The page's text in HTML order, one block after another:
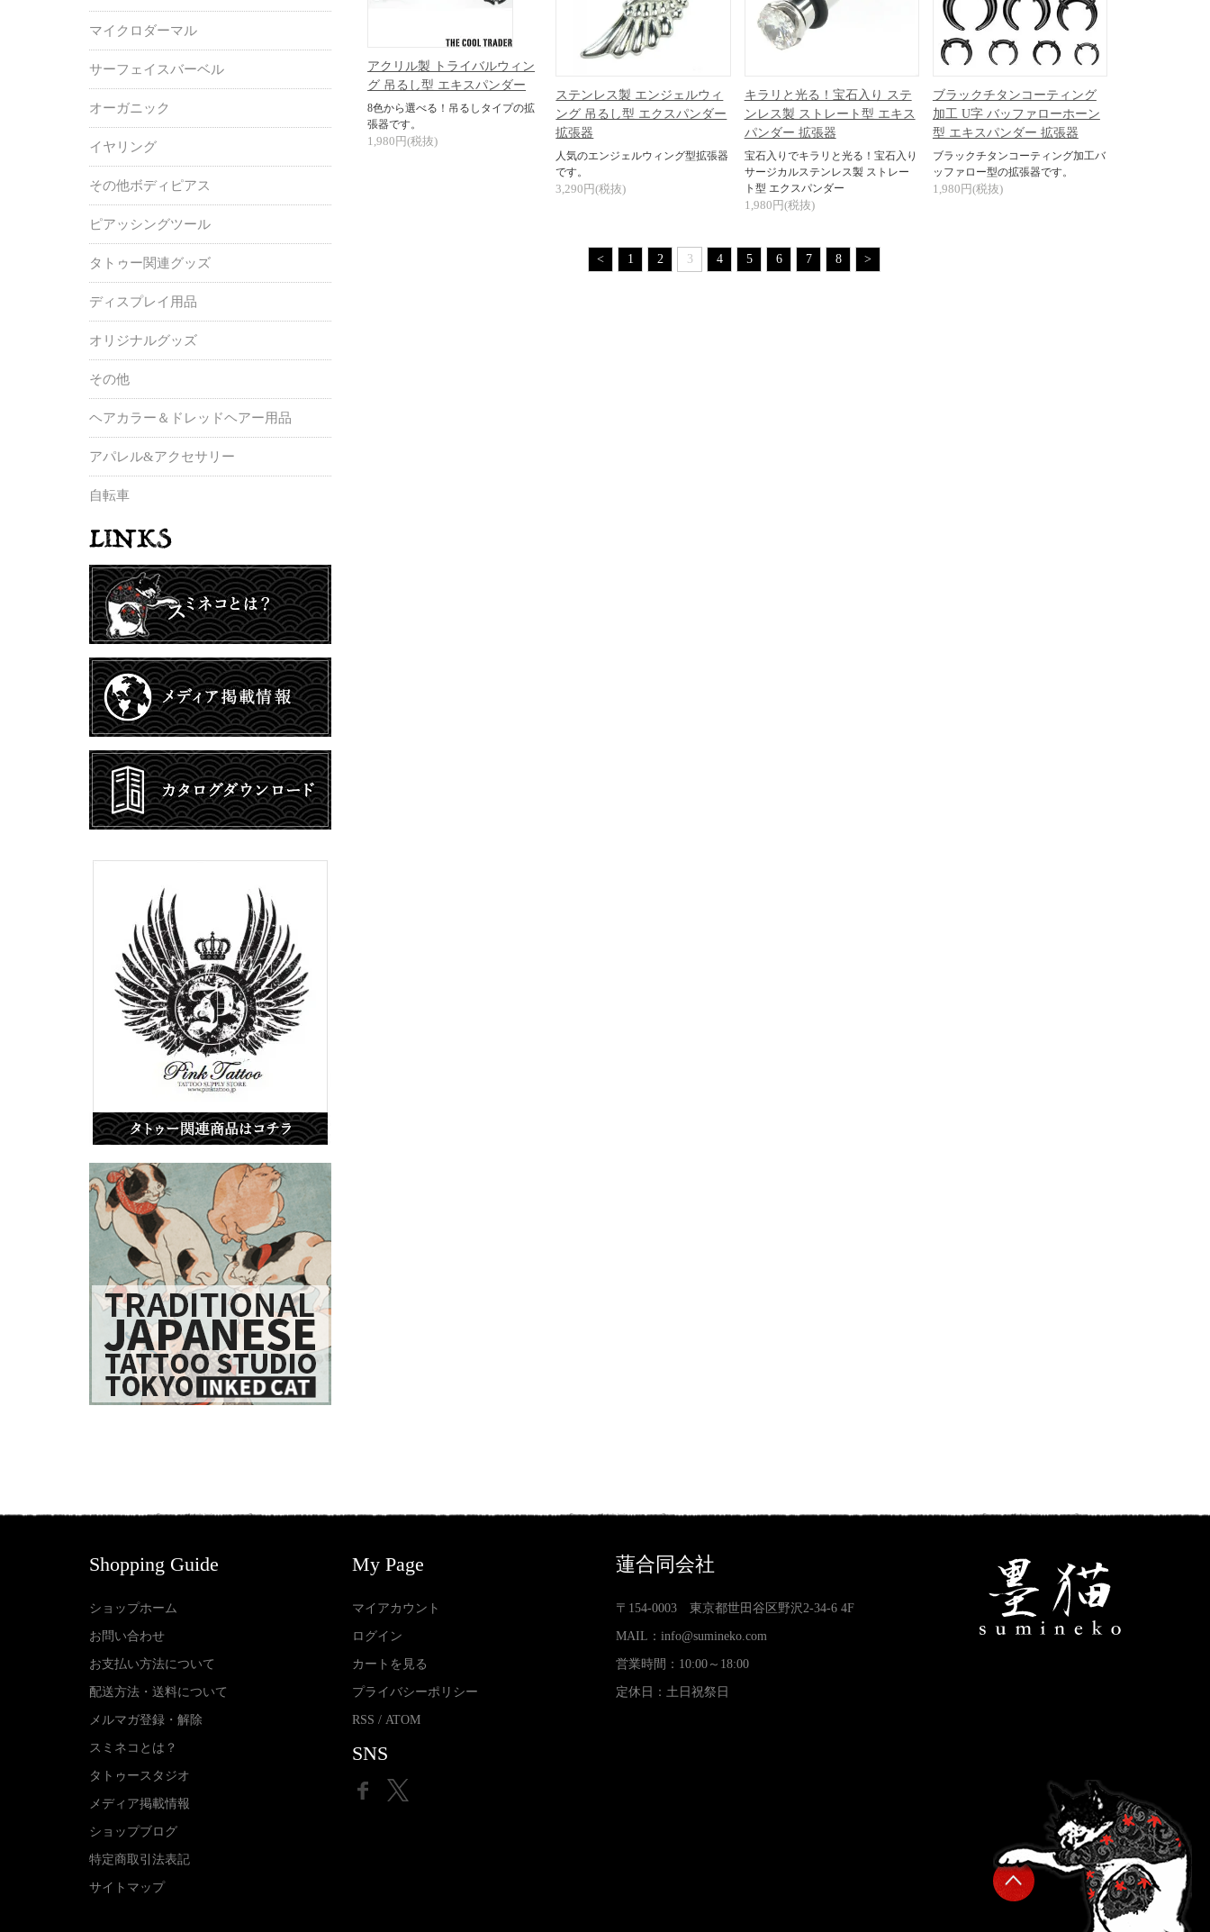
アクリル製 トライバルウィン
グ 吊るし型 エキスパンダー
8色から選べる！吊るしタイプの拡
張器です。
1,980円(税抜)
ステンレス製 エンジェルウィ
ング 吊るし型 エクスパンダー
拡張器
人気のエンジェルウィング型拡張器
です。
3,290円(税抜)
キラリと光る！宝石入り ステ
ンレス製 ストレート型 エキス
パンダー 拡張器
宝石入りでキラリと光る！宝石入り
サージカルステンレス製 ストレー
ト型 エクスパンダー
1,980円(税抜)
ブラックチタンコーティング
加工 U字 バッファローホーン
型 エキスパンダー 拡張器
ブラックチタンコーティング加工バ
ッファロー型の拡張器です。
1,980円(税抜)
< 1 2 3 4 5 6 7 8 >
マイクロダーマル
サーフェイスバーベル
オーガニック
イヤリング
その他ボディピアス
ピアッシングツール
タトゥー関連グッズ
ディスプレイ用品
オリジナルグッズ
その他
ヘアカラー＆ドレッドヘアー用品
アパレル&アクセサリー
自転車
Shopping Guide
ショップホーム
お問い合わせ
お支払い方法について
配送方法・送料について
メルマガ登録・解除
スミネコとは？
タトゥースタジオ
メディア掲載情報
ショップブログ
特定商取引法表記
サイトマップ
My Page
マイアカウント
ログイン
カートを見る
プライバシーポリシー
RSS /ATOM
SNS
蓮合同会社
〒154-0003 東京都世田谷区野沢2-34-6 4F
MAIL： info@sumineko.com
営業時間：10:00～18:00
定休日：土日祝祭日